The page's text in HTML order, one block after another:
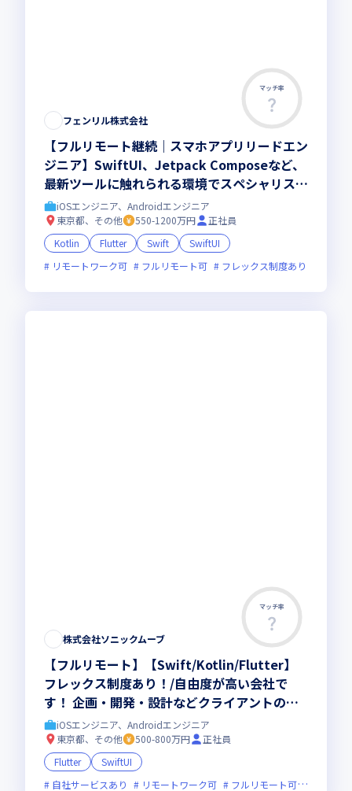
マッチ率
フェンリル株式会社
【フルリモート継続｜スマホアプリリードエン
ジニア】SwiftUI、Jetpack Composeなど、
最新ツールに触れられる環境でスペシャリスト
を目指しませんか
iOSエンジニア、Androidエンジニア
東京都、その他
550-1200万円
正社員
Kotlin
Flutter Swift
SwiftUI
リモートワーク可
フルリモート可 フレックス制度あり
マッチ率
株式会社ソニックムーブ
【フルリモート】【Swift/Kotlin/Flutter】
フレックス制度あり！/自由度が高い会社で
す！ 企画・開発・設計などクライアントの課
題解決を図るスマホアプリを0→1で開発！
iOSエンジニア、Androidエンジニア
東京都、その他
500-800万円
正社員
Flutter
SwiftUI
自社サービスあり
リモートワーク可 フルリモート可